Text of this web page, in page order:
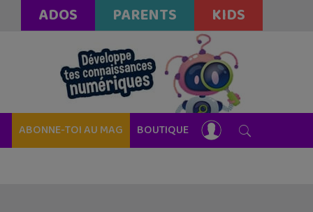
ADOS PARENTS KIDS
ABONNE-TOI AU MAG BOUTIQUE